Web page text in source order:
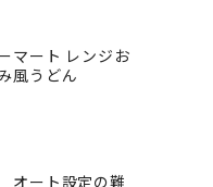
マート レンジお
風うどん
オート設定の難